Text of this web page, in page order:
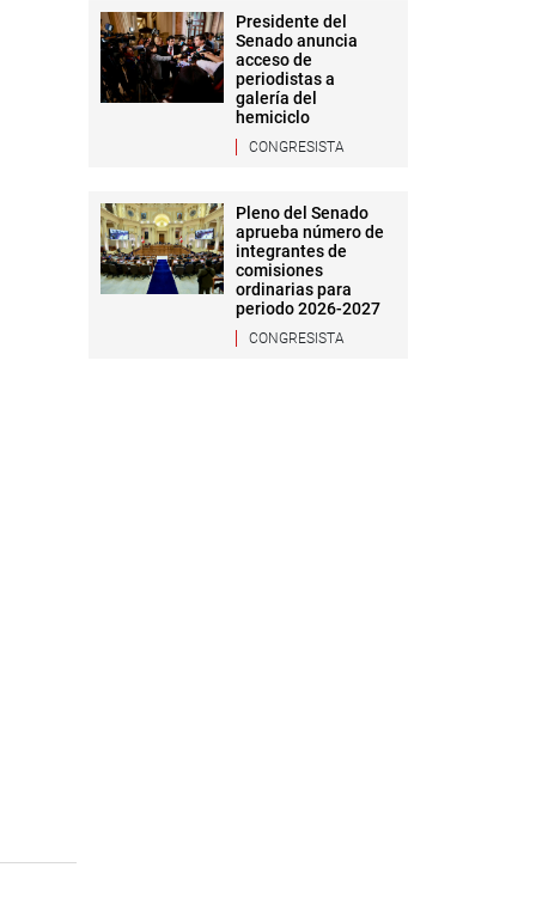
Presidente del
Senado anuncia
acceso de
periodistas a
galería del
hemiciclo
CONGRESISTA
Pleno del Senado
aprueba número de
integrantes de
comisiones
ordinarias para
periodo 2026-2027
CONGRESISTA